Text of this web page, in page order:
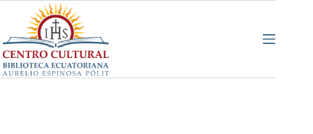
contenido